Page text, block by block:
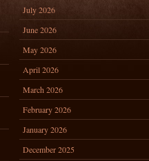
July 2026
June 2026
May 2026
April 2026
March 2026
February 2026
January 2026
December 2025